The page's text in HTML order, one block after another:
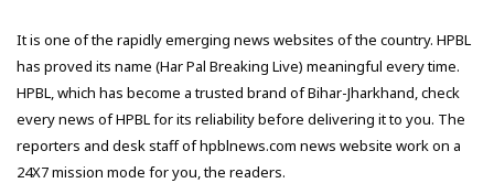
It is one of the rapidly emerging news websites of the country. HPBL
has proved its name (Har Pal Breaking Live) meaningful every time.
HPBL, which has become a trusted brand of Bihar-Jharkhand, check
every news of HPBL for its reliability before delivering it to you. The
reporters and desk staff of hpblnews.com news website work on a
24X7 mission mode for you, the readers.